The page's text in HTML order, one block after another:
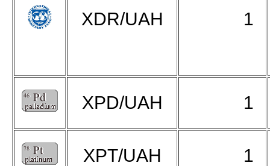
XDR/UAH 1
XPD/UAH 1
XPT/UAH 1